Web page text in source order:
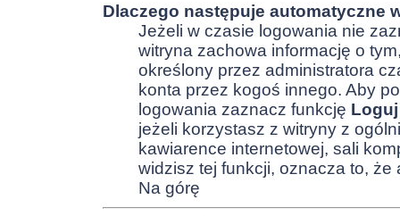
Dlaczego następuje automatyczne
Jeżeli w czasie logowania nie
witryna zachowa informację o
określony przez administratora
konta przez kogoś innego. Aby
logowania zaznacz funkcję
jeżeli korzystasz z witryny z
kawiarence internetowej, sali
widzisz tej funkcji, oznacza to, że
Na górę